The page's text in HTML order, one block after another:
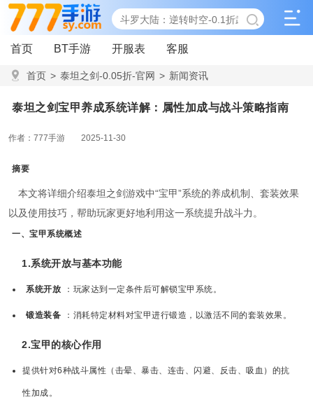
首页 BT手游 开服表 客服
首页 > 泰坦之剑-0.05折-官网 > 新闻资讯
泰坦之剑宝甲养成系统详解：属性加成与战斗策略指南
作者：777手游 2025-11-30
摘要
本文将详细介绍泰坦之剑游戏中“宝甲”系统的养成机制、套装效果
以及使用技巧，帮助玩家更好地利用这一系统提升战斗力。
一、宝甲系统概述
1.系统开放与基本功能
系统开放 ：玩家达到一定条件后可解锁宝甲系统。
锻造装备 ：消耗特定材料对宝甲进行锻造，以激活不同的套装效果。
2.宝甲的核心作用
提供针对6种战斗属性（击晕、暴击、连击、闪避、反击、吸血）的抗
性加成。